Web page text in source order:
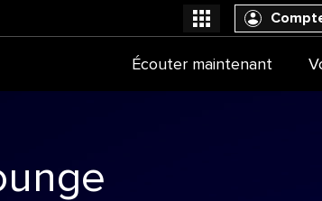
Écouter maintenant